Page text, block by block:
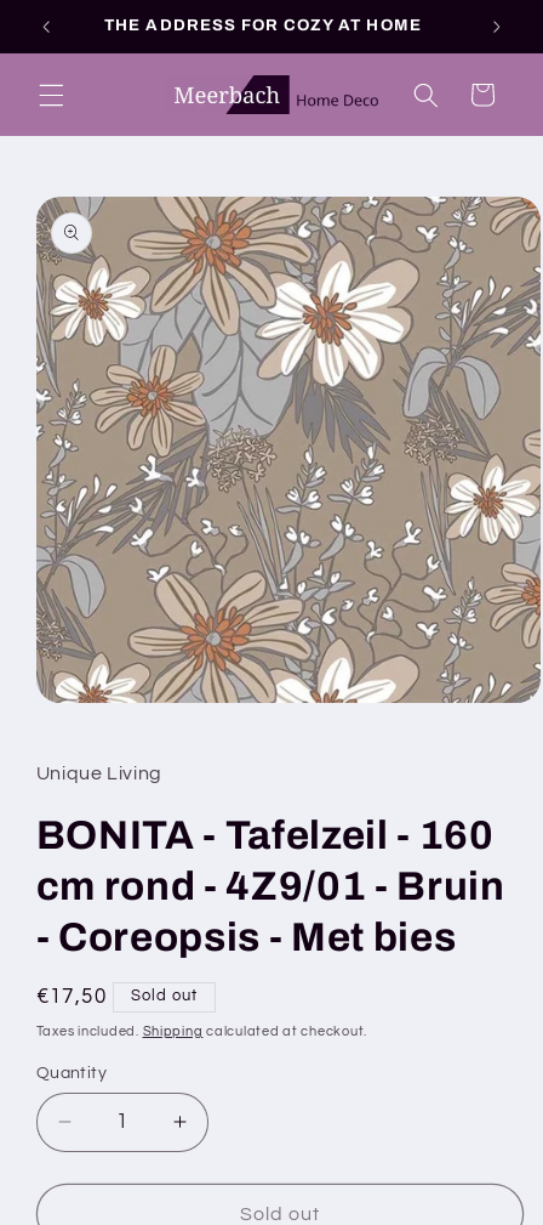
Skip to THE ADDRESS FOR COZY AT HOME
Cart
Skip to
product
information
in
modal
Unique Living
BONITA - Tafelzeil - 160
cm rond - 4Z9/01 - Bruin
- Coreopsis - Met bies
Regular
price
€17,50 Sold out
Taxes included. Shipping calculated at checkout.
Quantity
Decrease
quantity
for
Increase
quantity
for
BONITASold out